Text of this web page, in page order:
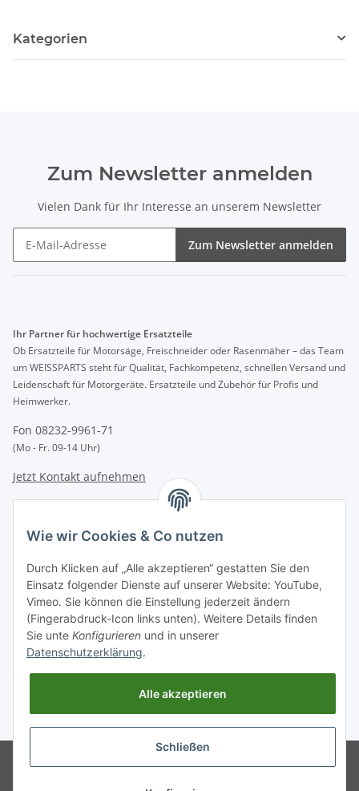
Kategorien
Zum Newsletter anmelden
Vielen Dank für Ihr Interesse an unserem Newsletter
Zum Newsletter anmelden
Ihr Partner für hochwertige Ersatzteile
Ob Ersatzteile für Motorsäge, Freischneider oder Rasenmäher – das Team
um WEISSPARTS steht für Qualität, Fachkompetenz, schnellen Versand und
Leidenschaft für Motorgeräte. Ersatzteile und Zubehör für Profis und
Heimwerker.
Fon 08232-9961-71
(Mo - Fr. 09-14 Uhr)
Jetzt Kontakt aufnehmen
Zahlungsarten
BAR | ÜBERWEISUNG | PAYPAL
Versandpartner
DHL | GLS | DPD | HERMES | POST
* Alle Preise inkl. gesetzlicher USt., zzgl. Versand
. Bei Versand außerhalb
Wie wir Cookies & Co nutzen
Durch Klicken auf „Alle akzeptieren“ gestatten Sie den
Einsatz folgender Dienste auf unserer Website: YouTube,
Vimeo. Sie können die Einstellung jederzeit ändern
(Fingerabdruck-Icon links unten). Weitere Details finden
Sie unte Konfigurieren und in unserer
Datenschutzerklärung.
Alle akzeptieren
Schließen